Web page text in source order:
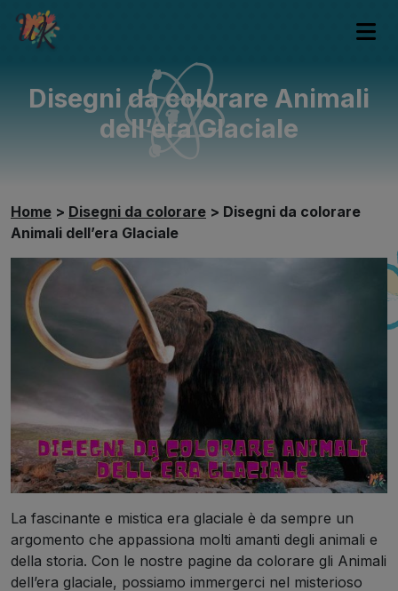
Disegni da colorare Animali
dell’era Glaciale
Home > Disegni da colorare > Disegni da colorare
Animali dell’era Glaciale
La fascinante e mistica era glaciale è da sempre un
argomento che appassiona molti amanti degli animali e
della storia. Con le nostre pagine da colorare gli Animali
dell’era glaciale, possiamo immergerci nel misterioso